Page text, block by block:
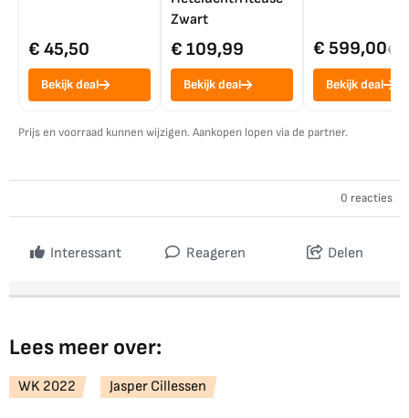
€ 45,50
Bekijk deal
Zwart
€ 109,99
Bekijk deal
€ 599,00€
Bekijk deal
Prijs en voorraad kunnen wijzigen. Aankopen lopen via de partner.
0 reacties
Interessant Reageren Delen
Lees meer over:
WK 2022 Jasper Cillessen